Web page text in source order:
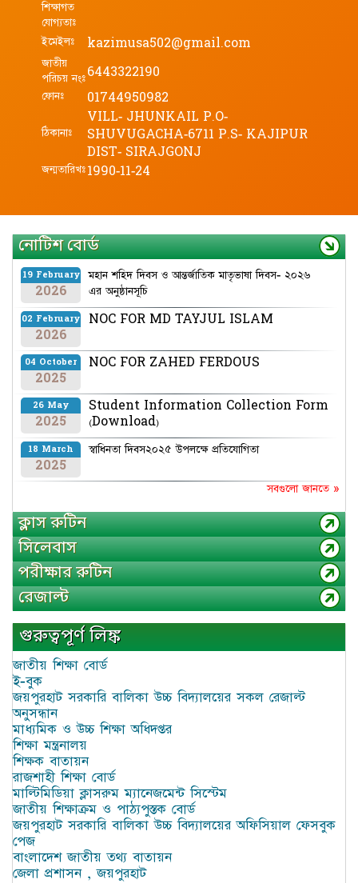
শিক্ষাগত
যোগ্যতাঃ
ইমেইলঃ
kazimusa502@gmail.com
জাতীয়
পরিচয় নংঃ6443322190
ফোনঃ
01744950982
ঠিকানাঃ
VILL- JHUNKAIL P.O-
SHUVUGACHA-6711 P.S- KAJIPUR
DIST- SIRAJGONJ
জন্মতারিখঃ1990-11-24
নোটিশ বোর্ড
19 February
2026
মহান শহিদ দিবস ও আন্তর্জাতিক মাতৃভাষা দিবস- ২০২৬
এর অনুষ্ঠানসূচি
02 February
2026
NOC FOR MD TAYJUL ISLAM
04 October
2025
NOC FOR ZAHED FERDOUS
26 May
2025
Student Information Collection Form
(Download)
18 March
2025
স্বাধিনতা দিবস২০২৫ উপলক্ষে প্রতিযোগিতা
সবগুলো জানতে »
ক্লাস রুটিন
সিলেবাস
পরীক্ষার রুটিন
রেজাল্ট
গুরুত্বপূর্ণ লিঙ্ক
জাতীয় শিক্ষা বোর্ড
ই-বুক
জয়পুরহাট সরকারি বালিকা উচ্চ বিদ্যালয়ের সকল রেজাল্ট
অনুসন্ধান
মাধ্যমিক ও উচ্চ শিক্ষা অধিদপ্তর
শিক্ষা মন্ত্রনালয়
শিক্ষক বাতায়ন
রাজশাহী শিক্ষা বোর্ড
মাল্টিমিডিয়া ক্লাসরুম ম্যানেজমেন্ট সিস্টেম
জাতীয় শিক্ষাক্রম ও পাঠ্যপুস্তক বোর্ড
জয়পুরহাট সরকারি বালিকা উচ্চ বিদ্যালয়ের অফিসিয়াল ফেসবুক
পেজ
বাংলাদেশ জাতীয় তথ্য বাতায়ন
জেলা প্রশাসন , জয়পুরহাট